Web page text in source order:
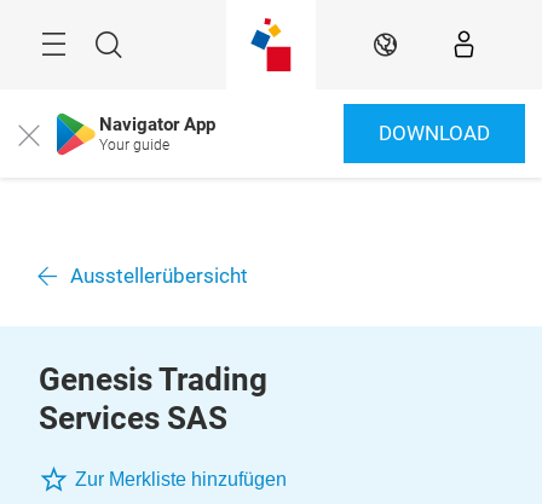
Suche DE
Close Navigator App
Your guide DOWNLOAD
Ausstellerübersicht
Genesis Trading
Services SAS
Zur Merkliste hinzufügen